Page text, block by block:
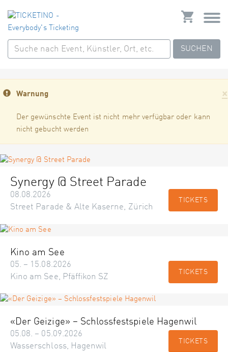
SUCHEN
×
Warnung
Der gewünschte Event ist nicht mehr verfügbar oder kann
nicht gebucht werden
Synergy @ Street Parade
08.08.2026
Street Parade & Alte Kaserne, Zürich
TICKETS
Kino am See
05. – 15.08.2026
Kino am See, Pfäffikon SZ
TICKETS
«Der Geizige» – Schlossfestspiele Hagenwil
05.08. – 05.09.2026
Wasserschloss, Hagenwil
TICKETS